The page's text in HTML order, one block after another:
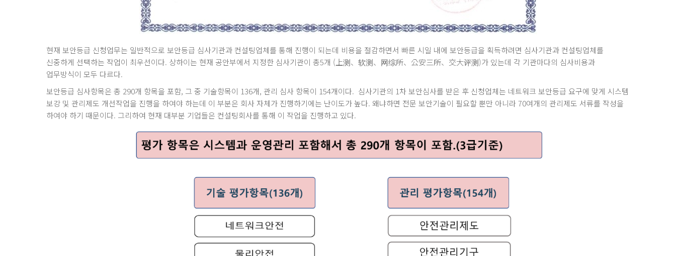
현재 보안등급 신청업무는 일반적으로 보안등급 심사기관과 컨설팅업체를 통해 진행이 되는데 비용을 절감하면서 빠른 시일 내에 보안등급을 획득하려면 심사기관과 컨설팅업체를
신중하게 선택하는 작업이 최우선이다. 상하이는 현재 공안부에서 지정한 심사기관이 총5개 (上测、软测、网综所、公安三所、交大评测)가 있는데 각 기관마다의 심사비용과
업무방식이 모두 다르다.
보안등급 심사항목은 총 290개 항목을 포함, 그 중 기술항목이 136개, 관리 심사 항목이 154개이다. 심사기관의 1차 보안심사를 받은 후 신청업체는 네트워크 보안등급 요구에 맞게 시스템
보강 및 관리제도 개선작업을 진행을 하여야 하는데 이 부분은 회사 자체가 진행하기에는 난이도가 높다. 왜냐하면 전문 보안기술이 필요할 뿐만 아니라 70여개의 관리제도 서류를 작성을
하여야 하기 때문이다. 그리하여 현재 대부분 기업들은 컨설팅회사를 통해 이 작업을 진행하고 있다.